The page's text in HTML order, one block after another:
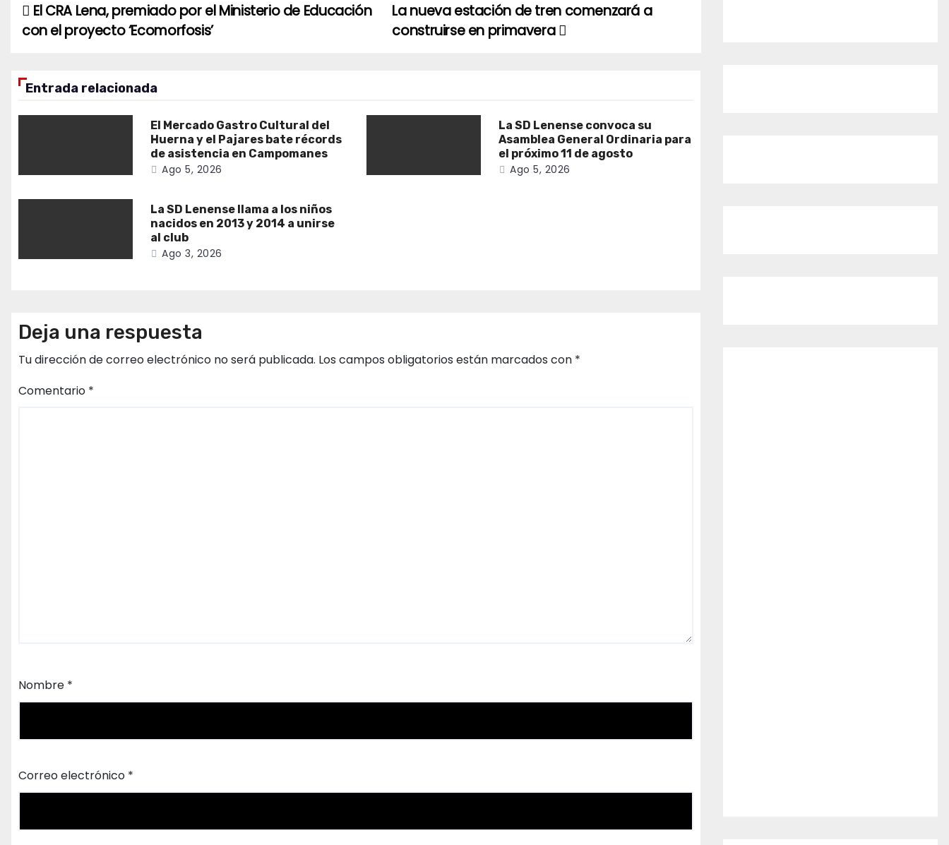
Navegación
de
entradas
La nueva estación de tren comenzará a
construirse en primavera
El CRA Lena, premiado por el Ministerio de Educación
con el proyecto ‘Ecomorfosis’
Entrada relacionada
El Mercado Gastro Cultural del
Huerna y el Pajares bate récords
de asistencia en Campomanes
Ago 5, 2026
La SD Lenense convoca su
Asamblea General Ordinaria para
el próximo 11 de agosto
Ago 5, 2026
La SD Lenense llama a los niños
nacidos en 2013 y 2014 a unirse
al club
Ago 3, 2026
Deja una respuesta
Tu dirección de correo electrónico no será publicada. Los campos obligatorios están marcados con *
Comentario *
Nombre *
Correo electrónico *